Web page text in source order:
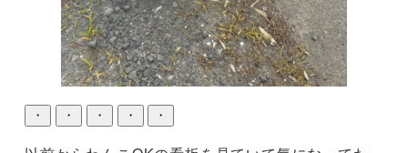
・ ・ ・ ・ ・